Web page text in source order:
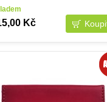
Kč